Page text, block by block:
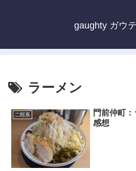
gaughty ガウ
ラーメン
二郎系
門前仲町
感想